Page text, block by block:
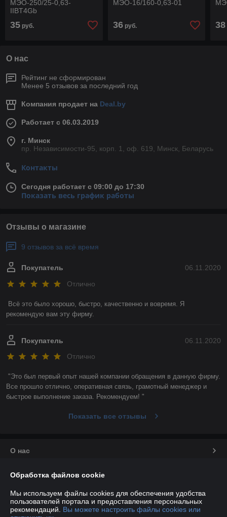
МЭО-250/25-0,63-
IIBT4Gb
35 руб.
МЭО-16/160-0,63-01
36руб. 38
О нас
Рейтинг не сформирован
Менее 5 отзывов за последний год
Компания продает на Deal.by
Работает с 06.03.2019
г. Минск
пр. Независимости-95, корп. 1, оф. 619, Минск, Беларусь
Контакты
Сегодня работает с 09:00 до 17:30
Показать весь график работы
Отзывы о магазине
9 отзывов за всё время
06.11.2020
Покупатель
Отлично
Всё это было хорошо, быстро, качественно и вовремя. Я
рекомендую вам эту фирму.
06.11.2020
Покупатель
Отлично
"Это был первый опыт нашей компании обращения в данную фирму.
Все прошло отлично, оперативная связь, грамотный менеджер и
быстрое выполнение заказа. Рекомендуем! "
Показать все отзывы
О нас
Контакты
Доставка и оплата
Обработка файлов cookie
Мы используем файлы cookies для обеспечения удобства
пользователей портала и предоставления персональных
рекомендаций. Вы можете настроить файлы cookies или